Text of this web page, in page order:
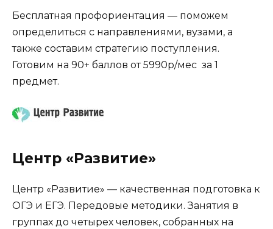
Бесплатная профориентация — поможем
определиться с направлениями, вузами, а
также составим стратегию поступления.
Готовим на 90+ баллов от 5990р/мес за 1
предмет.
Центр «Развитие»
Центр «Развитие» — качественная подготовка к
ОГЭ и ЕГЭ. Передовые методики. Занятия в
группах до четырех человек, собранных на